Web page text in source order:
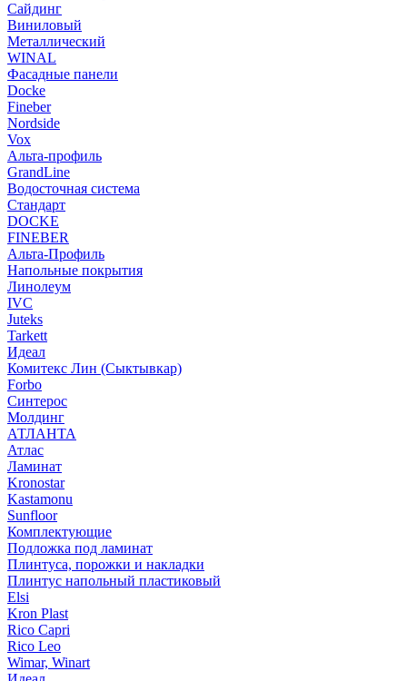
Сайдинг
Виниловый
Металлический
WINAL
Фасадные панели
Docke
Fineber
Nordside
Vox
Альта-профиль
GrandLine
Водосточная система
Стандарт
DOCKE
FINEBER
Альта-Профиль
Напольные покрытия
Линолеум
IVC
Juteks
Tarkett
Идеал
Комитекс Лин (Сыктывкар)
Forbo
Синтерос
Молдинг
АТЛАНТА
Атлас
Ламинат
Kronostar
Kastamonu
Sunfloor
Комплектующие
Подложка под ламинат
Плинтуса, порожки и накладки
Плинтус напольный пластиковый
Elsi
Kron Plast
Rico Capri
Rico Leo
Wimar, Winart